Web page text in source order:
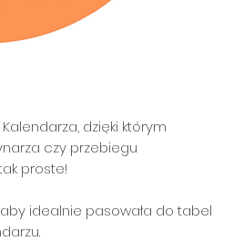
dzięki którym
czy przebiegu
proste!
idealnie pasowała do tabel